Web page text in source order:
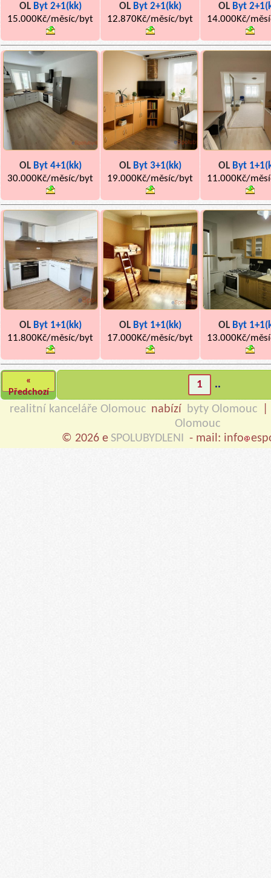
OL Byt 2+1(kk)
15.000Kč/měsíc/byt
OL Byt 2+1(kk)
12.870Kč/měsíc/byt
OL Byt
14.000Kč/
OL Byt 4+1(kk)
30.000Kč/měsíc/byt
OL Byt 3+1(kk)
19.000Kč/měsíc/byt
OL Byt
11.000Kč/
OL Byt 1+1(kk)
11.800Kč/měsíc/byt
OL Byt 1+1(kk)
17.000Kč/měsíc/byt
OL Byt
13.000Kč/
«
Předchozí
1 ..
realitní kanceláře Olomouc nabízí byty Olomouc
Olomouc
© 2026 e SPOLUBYDLENI - mail: info